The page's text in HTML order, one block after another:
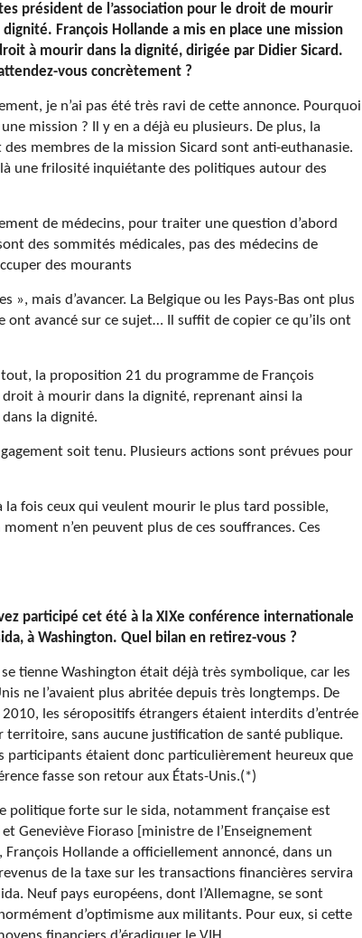
président de l’association pour le droit de mourir
dignité. François Hollande a mis en place une mission
à mourir dans la dignité, dirigée par Didier Sicard.
vous concrètement ?
je n’ai pas été très ravi de cette annonce. Pourquoi
mission ? Il y en a déjà eu plusieurs. De plus, la
des membres de la mission Sicard sont anti-euthanasie.
là une frilosité inquiétante des politiques autour des
de médecins, pour traiter une question d’abord
des sommités médicales, pas des médecins de
des mourants
», mais d’avancer. La Belgique ou les Pays-Bas ont plus
ont avancé sur ce sujet… Il suffit de copier ce qu’ils ont
la proposition 21 du programme de François
à mourir dans la dignité, reprenant ainsi la
la dignité.
soit tenu. Plusieurs actions sont prévues pour
la fois ceux qui veulent mourir le plus tard possible,
n’en peuvent plus de ces souffrances. Ces
participé cet été à la XIXe conférence internationale
à Washington. Quel bilan en retirez-vous ?
se tienne Washington était déjà très symbolique, car les
ne l’avaient plus abritée depuis très longtemps. De
2010, les séropositifs étrangers étaient interdits d’entrée
territoire, sans aucune justification de santé publique.
participants étaient donc particulièrement heureux que
fasse son retour aux États-Unis.(*)
politique forte sur le sida, notamment française est
Geneviève Fioraso [ministre de l’Enseignement
Hollande a officiellement annoncé, dans un
de la taxe sur les transactions financières servira
Neuf pays européens, dont l’Allemagne, se sont
d’optimisme aux militants. Pour eux, si cette